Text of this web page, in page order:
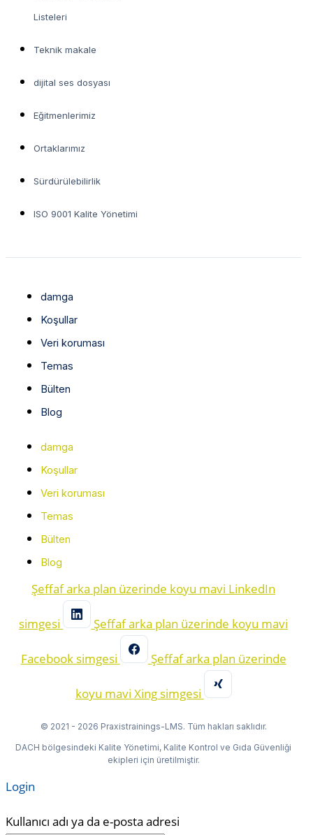
Listeleri
Teknik makale
dijital ses dosyası
Eğitmenlerimiz
Ortaklarımız
Sürdürülebilirlik
ISO 9001 Kalite Yönetimi
damga
Koşullar
Veri koruması
Temas
Bülten
Blog
damga
Koşullar
Veri koruması
Temas
Bülten
Blog
Şeffaf arka plan üzerinde koyu mavi LinkedIn
simgesi Şeffaf arka plan üzerinde koyu mavi
Facebook simgesi Şeffaf arka plan üzerinde
koyu mavi Xing simgesi
© 2021 - 2026 Praxistrainings-LMS. Tüm hakları saklıdır.
DACH bölgesindeki Kalite Yönetimi, Kalite Kontrol ve Gıda Güvenliği
ekipleri için üretilmiştir.
Login
Kullanıcı adı ya da e-posta adresi